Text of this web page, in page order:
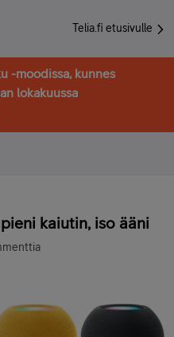
Telia.fi etusivulle
-moodissa, kunnes
lokakuussa
kaiutin, iso ääni